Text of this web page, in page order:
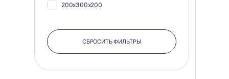
200х300х200
СБРОСИТЬ ФИЛЬТРЫ